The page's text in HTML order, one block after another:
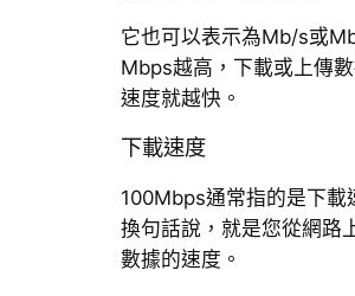
它也可以表示為Mb/s或
Mbps越高，下載或上傳
速度就越快。
下載速度
100Mbps通常指的是下載
換句話說，就是您從網路
數據的速度。